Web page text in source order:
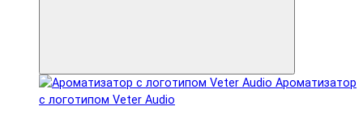
Ароматизатор
с логотипом Veter Audio